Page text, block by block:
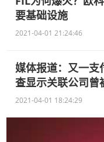
要基础设施
2021-04-01 21:24:46
媒体报道：又一
查显示关联公司曾
2021-04-01 18:24:29